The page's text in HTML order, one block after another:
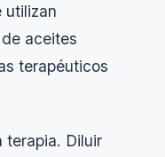
utilizan
aceites
terapéuticos
terapia. Diluir